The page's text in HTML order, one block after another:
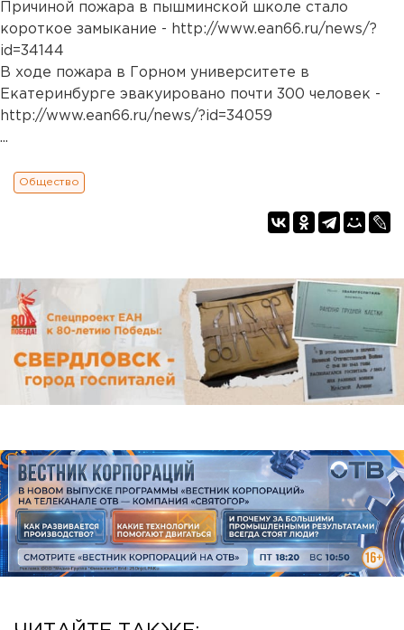
Причиной пожара в пышминской школе стало
короткое замыкание - http://www.ean66.ru/news/?
id=34144
В ходе пожара в Горном университете в
Екатеринбурге эвакуировано почти 300 человек -
http://www.ean66.ru/news/?id=34059
...
Общество